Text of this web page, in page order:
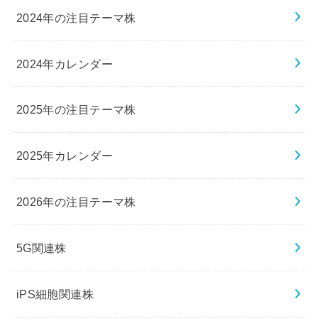
2024年の注目テーマ株
2024年カレンダー
2025年の注目テーマ株
2025年カレンダー
2026年の注目テーマ株
5G関連株
iPS細胞関連株